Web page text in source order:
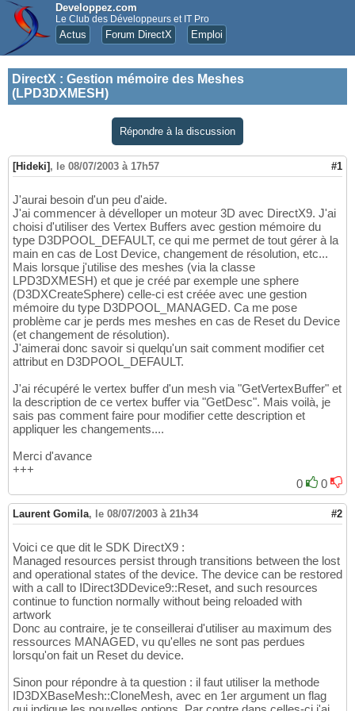
Developpez.com
Le Club des Développeurs et IT Pro
Actus Forum DirectX Emploi
DirectX : Gestion mémoire des Meshes
(LPD3DXMESH)
Répondre à la discussion
[Hideki] , le 08/07/2003 à 17h57 #1
J'aurai besoin d'un peu d'aide.
J'ai commencer à dévelloper un moteur 3D avec DirectX9. J'ai
choisi d'utiliser des Vertex Buffers avec gestion mémoire du
type D3DPOOL_DEFAULT, ce qui me permet de tout gérer à la
main en cas de Lost Device, changement de résolution, etc...
Mais lorsque j'utilise des meshes (via la classe
LPD3DXMESH) et que je créé par exemple une sphere
(D3DXCreateSphere) celle-ci est créée avec une gestion
mémoire du type D3DPOOL_MANAGED. Ca me pose
problème car je perds mes meshes en cas de Reset du Device
(et changement de résolution).
J'aimerai donc savoir si quelqu'un sait comment modifier cet
attribut en D3DPOOL_DEFAULT.
J'ai récupéré le vertex buffer d'un mesh via "GetVertexBuffer" et
la description de ce vertex buffer via "GetDesc". Mais voilà, je
sais pas comment faire pour modifier cette description et
appliquer les changements....
Merci d'avance
+++
0
0
Laurent Gomila, le 08/07/2003 à 21h34 #2
Voici ce que dit le SDK DirectX9 :
Managed resources persist through transitions between the lost
and operational states of the device. The device can be restored
with a call to IDirect3DDevice9::Reset, and such resources
continue to function normally without being reloaded with
artwork
Donc au contraire, je te conseillerai d'utiliser au maximum des
ressources MANAGED, vu qu'elles ne sont pas perdues
lorsqu'on fait un Reset du device.
Sinon pour répondre à ta question : il faut utiliser la methode
ID3DXBaseMesh::CloneMesh, avec en 1er argument un flag